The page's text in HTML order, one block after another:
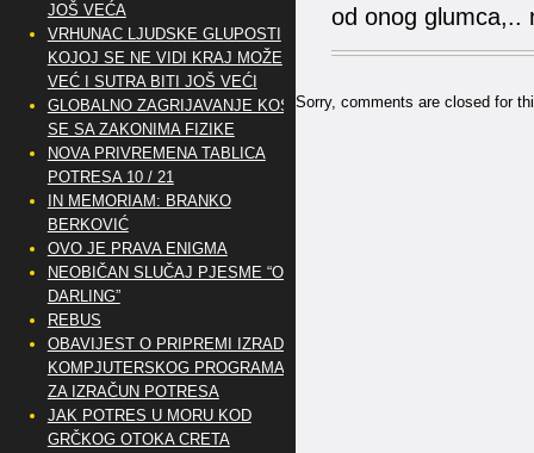
od onog glumca,..
Sorry, comments are closed for
JOŠ VEĆA
VRHUNAC LJUDSKE GLUPOSTI
KOJOJ SE NE VIDI KRAJ MOŽE
VEĆ I SUTRA BITI JOŠ VEĆI
GLOBALNO ZAGRIJAVANJE KOSI
SE SA ZAKONIMA FIZIKE
NOVA PRIVREMENA TABLICA
POTRESA 10 / 21
IN MEMORIAM: BRANKO
BERKOVIĆ
OVO JE PRAVA ENIGMA
NEOBIČAN SLUČAJ PJESME “OH
DARLING”
REBUS
OBAVIJEST O PRIPREMI IZRADE
KOMPJUTERSKOG PROGRAMA
ZA IZRAČUN POTRESA
JAK POTRES U MORU KOD
GRČKOG OTOKA CRETA